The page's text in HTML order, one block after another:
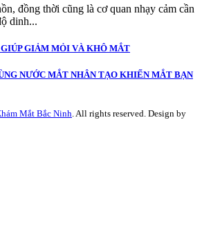
đồng thời cũng là cơ quan nhạy cảm cần
dinh...
GIẢM MỎI VÀ KHÔ MẮT
NƯỚC MẮT NHÂN TẠO KHIẾN MẮT BẠN
Mắt Bắc Ninh. All rights reserved. Design by